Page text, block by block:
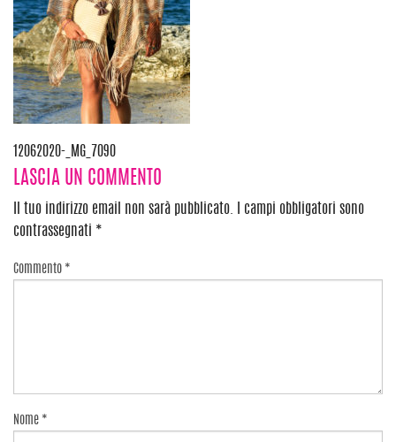
Navigazione
articoli
12062020-_MG_7090
LASCIA UN COMMENTO
Il tuo indirizzo email non sarà pubblicato.
I campi obbligatori sono
contrassegnati *
Commento *
Nome *